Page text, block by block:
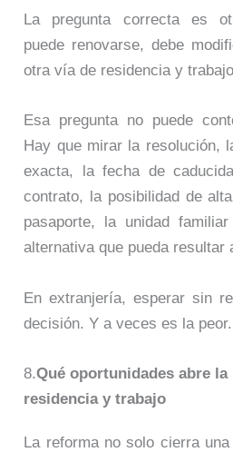
La pregunta correcta es
puede renovarse, debe
otra vía de residencia y
Esa pregunta no puede
Hay que mirar la resolución,
exacta, la fecha de
contrato, la posibilidad de
pasaporte, la unidad
alternativa que pueda resultar
En extranjería, esperar sin
decisión. Y a veces es la peor.
8.Qué oportunidades abre
residencia y trabajo
La reforma no solo cierra